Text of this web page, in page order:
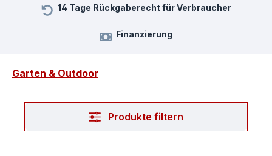
14 Tage Rückgaberecht für Verbraucher
Finanzierung
Garten & Outdoor
Produkte filtern